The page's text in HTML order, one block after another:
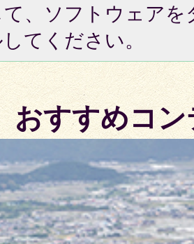
、ソフトウェア
てください。
おすすめコ